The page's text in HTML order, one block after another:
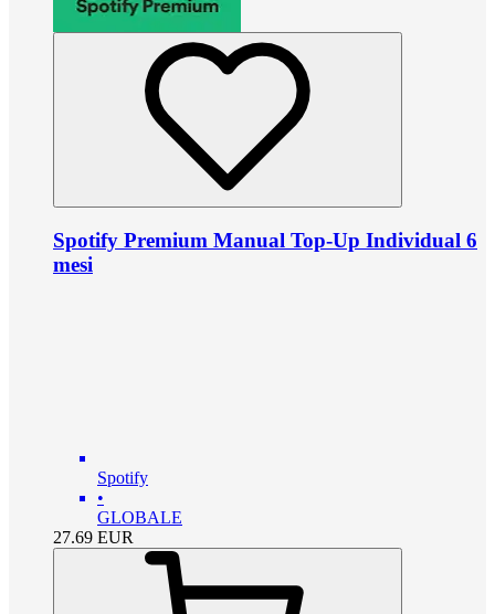
Spotify Premium Manual Top-Up Individual 6
mesi
Spotify
•
GLOBALE
27.69 EUR